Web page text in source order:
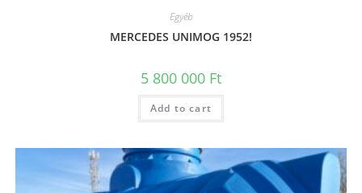
Egyéb
MERCEDES UNIMOG 1952!
5 800 000 Ft
Add to cart